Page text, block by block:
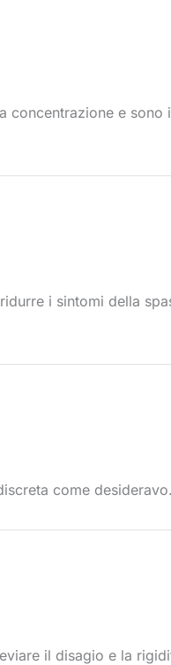
concentrazione e
i sintomi della
come desideravo.
il disagio e la